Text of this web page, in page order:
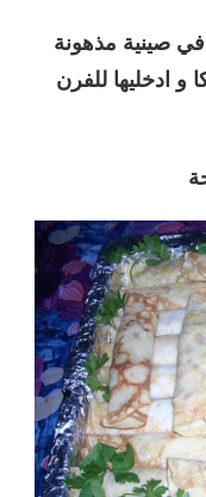
في صينية مذهونة
و ادخليها للفرن